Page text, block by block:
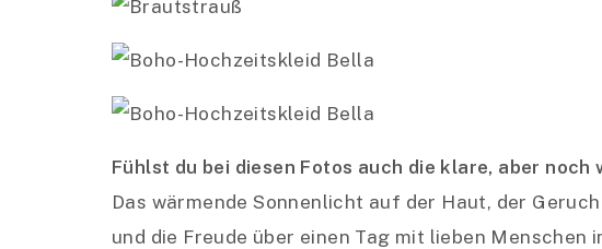
Fühlst du bei diesen Fotos auch die klare, aber noch
Das wärmende Sonnenlicht auf der Haut, der
und die Freude über einen Tag mit lieben Menschen